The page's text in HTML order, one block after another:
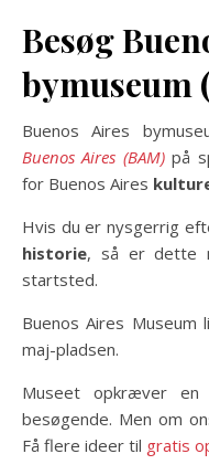
Besøg
bymuseum
Buenos Aires
Buenos Aires (BAM)på
for Buenos Aires
Hvis du er nysgerrig
historie, så er dette
startsted.
Buenos Aires
maj-pladsen.
Museet opkræver en
besøgende. Men om
Få flere ideer til gratis